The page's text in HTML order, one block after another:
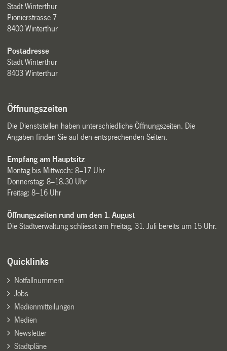
Stadt Winterthur
Pionierstrasse 7
8400 Winterthur
Postadresse
Stadt Winterthur
8403 Winterthur
Öffnungszeiten
Die Dienststellen haben unterschiedliche Öffnungszeiten. Die
Angaben finden Sie auf den entsprechenden Seiten.
Empfang am Hauptsitz
Montag bis Mittwoch: 8–17 Uhr
Donnerstag: 8–18.30 Uhr
Freitag: 8–16 Uhr
Öffnungszeiten rund um den 1. August
Die Stadtverwaltung schliesst am Freitag, 31. Juli bereits um 15 Uhr.
Quicklinks
Notfallnummern
Jobs
Medienmitteilungen
Medien
Newsletter
Stadtpläne